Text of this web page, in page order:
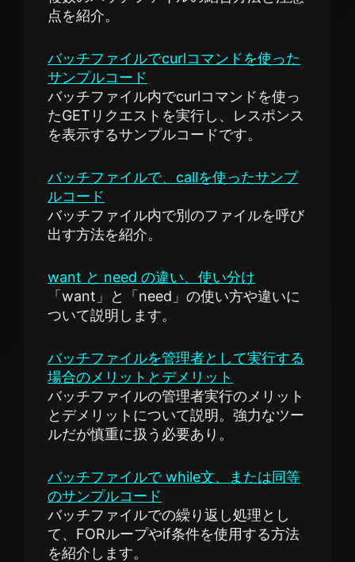
点を紹介。
バッチファイルでcurlコマンドを使った
サンプルコード
バッチファイル内でcurlコマンドを使っ
たGETリクエストを実行し、レスポンス
を表示するサンプルコードです。
バッチファイルで、callを使ったサンプ
ルコード
バッチファイル内で別のファイルを呼び
出す方法を紹介。
want と need の違い、使い分け
「want」と「need」の使い方や違いに
ついて説明します。
バッチファイルを管理者として実行する
場合のメリットとデメリット
バッチファイルの管理者実行のメリット
とデメリットについて説明。強力なツー
ルだが慎重に扱う必要あり。
バッチファイルで while文、または同等
のサンプルコード
バッチファイルでの繰り返し処理とし
て、FORループやif条件を使用する方法
を紹介します。